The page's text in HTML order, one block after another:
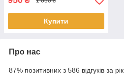
Купити
Про нас
87% позитивних з 586 відгуків за рік